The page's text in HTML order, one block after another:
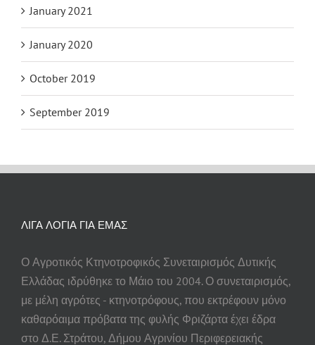
January 2021
January 2020
October 2019
September 2019
ΛΙΓΑ ΛΟΓΙΑ ΓΙΑ ΕΜΑΣ
Ο Αγροτικός Κτηνοτροφικός Συνεταιρισμός Δυτικής
Ελλάδας ιδρύθηκε το Μάιο του 2004. Ο συνεταιρισμός,
με μέλη αγρότες - κτηνοτρόφους, που εκτρέφουν μόνο
καθαρόαιμα πρόβατα της φυλής Φριζάρτα έχει έδρα
στο Δ.Ε. Στράτου, Δήμου Αγρινίου Περιφερειακής